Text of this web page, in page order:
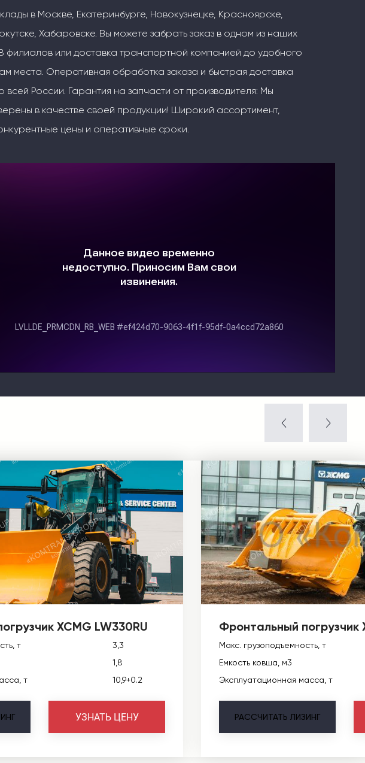
в Москве, Екатеринбурге, Новокузнецке, Красноярске,
Хабаровске. Вы можете забрать заказ в одном из наших
филиалов или доставка транспортной компанией до удобного
места. Оперативная обработка заказа и быстрая доставка
всей России. Гарантия на запчасти от производителя: Мы
в качестве своей продукции! Широкий ассортимент,
цены и оперативные сроки.
XCMG LW330RU
т
3,3
1,8
т
10,9+0.2
УЗНАТЬ ЦЕНУ
Фронтальный погрузчик
Макс. грузоподъемность, т
Емкость ковша, м3
Эксплуатационная масса, т
РАССЧИТАТЬ ЛИЗИНГ